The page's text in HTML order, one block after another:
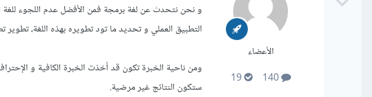
الأعضاء
140
19
و نحن نتحدث عن لغة برمجة فمن الأفضل عدم اللجوء للغة
التطبيق العملي و تحديد ما تود تطويره بهذه اللغة،
ومن ناحية الخبرة تكون قد أخذت الخبرة الكافية و
ستكون النتائج غير مرضية.